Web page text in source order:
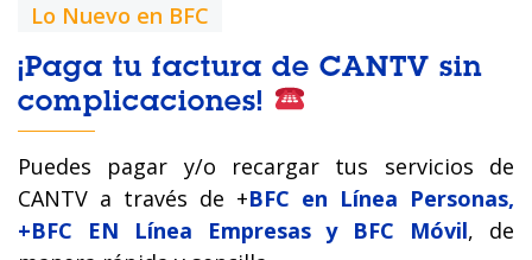
Lo Nuevo en BFC
¡Paga tu factura de CANTV sin
complicaciones!
Puedes pagar y/o recargar tus servicios de
CANTV a través de +BFC en Línea Personas,
+BFC EN Línea Empresas y BFC Móvil, de